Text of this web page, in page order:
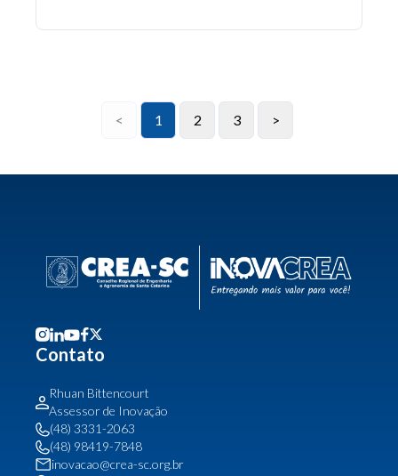
< 1 2 3 >
Contato
Rhuan Bittencourt
Assessor de Inovação
(48) 3331-2063
(48) 98419-7848
inovacao@crea-sc.org.br